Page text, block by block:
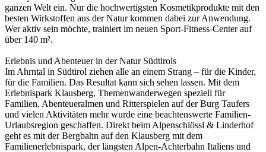
ganzen Welt ein. Nur die hochwertigsten Kosmetikprodukte mit den
besten Wirkstoffen aus der Natur kommen dabei zur Anwendung.
Wer aktiv sein möchte, trainiert im neuen Sport-Fitness-Center auf
über 140 m².
Erlebnis und Abenteuer in der Natur Südtirols
Im Ahrntal in Südtirol ziehen alle an einem Strang – für die Kinder,
für die Familien. Das Resultat kann sich sehen lassen. Mit dem
Erlebnispark Klausberg, Themenwanderwegen speziell für
Familien, Abenteueralmen und Ritterspielen auf der Burg Taufers
und vielen Aktivitäten mehr wurde eine beachtenswerte Familien-
Urlaubsregion geschaffen. Direkt beim Alpenschlössl & Linderhof
geht es mit der Bergbahn auf den Klausberg mit dem
Familienerlebnispark, der längsten Alpen-Achterbahn Italiens und